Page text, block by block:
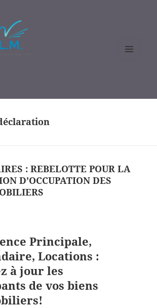
: REBELOTTE POUR LA
D’OCCUPATION DES
Principale,
Locations :
à jour les
de vos biens